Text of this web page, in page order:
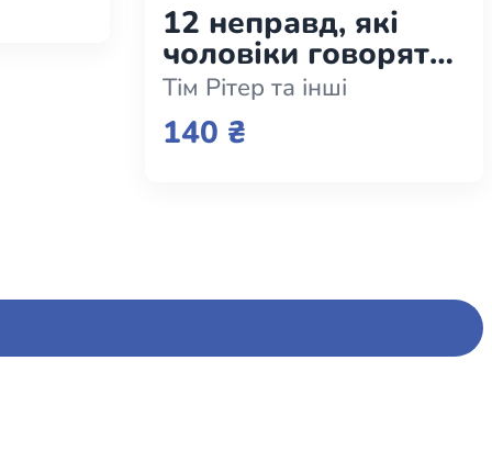
12 неправд, які
чоловіки говорять
дружинам
Тім Рітер та інші
140 ₴